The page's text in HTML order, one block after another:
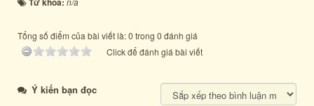
Tổng số điểm của bài viết là: 0 trong 0 đánh giá
Click để đánh giá bài viết
Ý kiến bạn đọc